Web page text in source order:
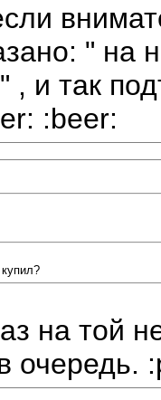
" на
, и так
:beer:
на той
очередь.